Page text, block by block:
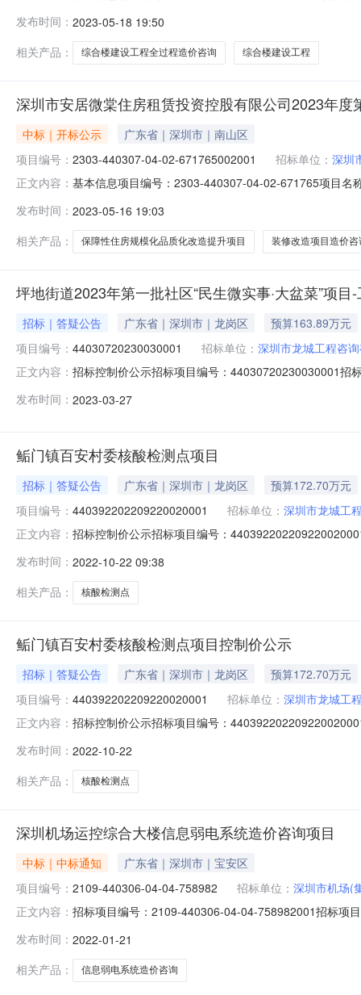
务建设单位：发布开始时间：2023-05-18发布截止时间
发布时间： 2023-05-18 19:50
相关产品：
综合楼建设工程全过程造价咨询 综合楼建设工程
深圳市安居微棠住房租赁投资控股有限公司2023年
中标｜开标公示
广东省｜深圳市｜南山区
项目编号： 2303-440307-04-02-671765002001 招标单位： 深圳
正文内容： 基本信息项目编号：2303-440307-04-02-671765项目名
称：深圳市安居微棠住房租赁投资控股有限公司2023年
发布时间： 2023-05-16 19:03
相关产品：
保障性住房规模化品质化改造提升项目 装修改造项目造价咨
坪地街道2023年第一批社区“民生微实事·大盆菜”项
招标｜答疑公告 广东省｜深圳市｜龙岗区
预算163.89万元
项目编号： 44030720230030001 招标单位： 深圳市龙城工程咨
正文内容： 招标控制价公示招标项目编号：44030720230030001招
制价净下浮:5.0%不可竞争费合计：11.592186万元修正
发布时间： 2023-03-27
鲘门镇百安村委核酸检测点项目
招标｜答疑公告 广东省｜深圳市｜龙岗区
预算172.70万元
项目编号： 440392202209220020001 招标单位： 深圳市龙城工
正文内容： 招标控制价公示招标项目编号：
使用的市局2016年4月范本，则可不填写修正价格；否
发布时间： 2022-10-22 09:38
相关产品：
核酸检测点
鲘门镇百安村委核酸检测点项目控制价公示
招标｜答疑公告 广东省｜深圳市｜龙岗区
预算172.70万元
项目编号： 440392202209220020001 招标单位： 深圳市龙城工
正文内容： 招标控制价公示招标项目编号：
使用的市局2016年4月范本，则可不填写修正价格；否
发布时间： 2022-10-22
相关产品：
核酸检测点
深圳机场运控综合大楼信息弱电系统造价咨询项目
中标｜中标通知
广东省｜深圳市｜宝安区
项目编号： 2109-440306-04-04-758982 招标单位： 深圳市机场(
正文内容： 招标项目编号：2109-440306-04-04-758982001招标项
方式：公开招标中标人：深圳市永达信工程造价咨询有
发布时间： 2022-01-21
相关产品：
信息弱电系统造价咨询